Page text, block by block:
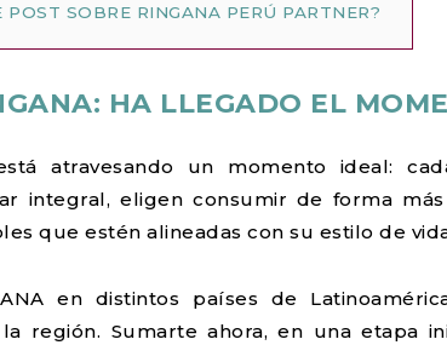
SOBRE RINGANA PERÚ PARTNER?
HA LLEGADO EL
atravesando un momento ideal:
integral, eligen consumir de forma
que estén alineadas con su estilo de
en distintos países de
región. Sumarte ahora, en una etapa